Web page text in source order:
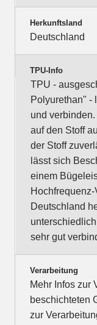
Herkunftsland
Deutschland
TPU-Info
TPU -
Polyurethan" -
und
auf den Stoff
der Stoff
lässt sich
einem
Deutschland
sehr gut
Verarbeitung
Mehr Infos zur
beschichteten
zur